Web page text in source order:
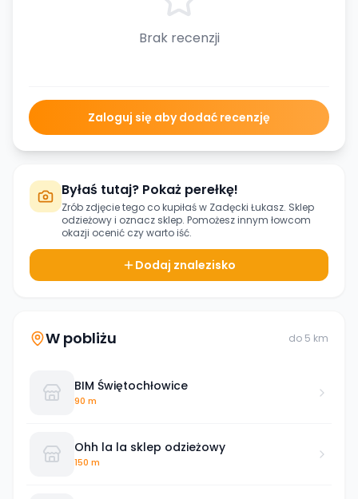
Brak recenzji
Zaloguj się aby dodać recenzję
Byłaś tutaj? Pokaż perełkę!
Zrób zdjęcie tego co kupiłaś w Zadęcki Łukasz. Sklep
odzieżowyi oznacz sklep. Pomożesz innym łowcom
okazji ocenić czy warto iść.
Dodaj znalezisko
W pobliżu do 5 km
BIM Świętochłowice
90 m
Ohh la la sklep odzieżowy
150 m